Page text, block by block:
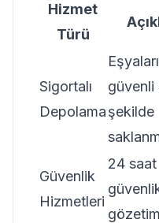
Hizmet
Türü
Sigortalı
Depolama
güvenli
şekilde
Güvenlik
Hizmetleri
24 saat